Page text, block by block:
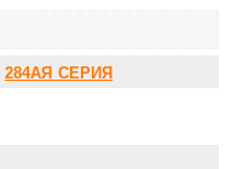
284АЯ СЕРИЯ